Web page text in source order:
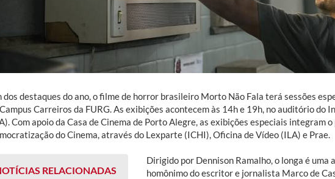
dos destaques do ano, o filme de horror brasileiro Morto Não Fala terá sessões
Carreiros da FURG. As exibições acontecem às 14h e 19h, no auditório do
Com apoio da Casa de Cinema de Porto Alegre, as exibições especiais integram
do Cinema, através do Lexparte (ICHI), Oficina de Vídeo (ILA) e Prae.
RELACIONADAS
Dirigido por Dennison Ramalho, o longa é uma
homônimo do escritor e jornalista Marco de